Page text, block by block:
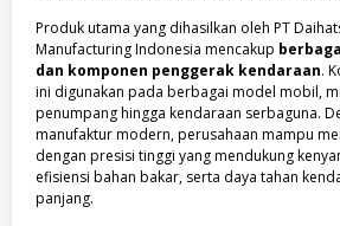
Produk utama yang dihasilkan oleh PT
Manufacturing Indonesia mencakup
dan komponen penggerak kendaraan.
ini digunakan pada berbagai model mobil,
penumpang hingga kendaraan serbaguna.
manufaktur modern, perusahaan mampu
dengan presisi tinggi yang mendukung
efisiensi bahan bakar, serta daya tahan
panjang.